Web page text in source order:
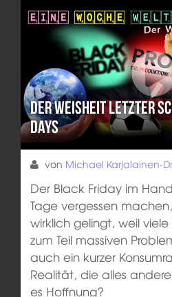
Der Weisheit letzter
Days
von Michael Karjalainen-
Der Black Friday im
Tage vergessen
wirklich gelingt, weil
zum Teil massiven
auch ein kurzer
Realität, die alles
es Hoffnung?